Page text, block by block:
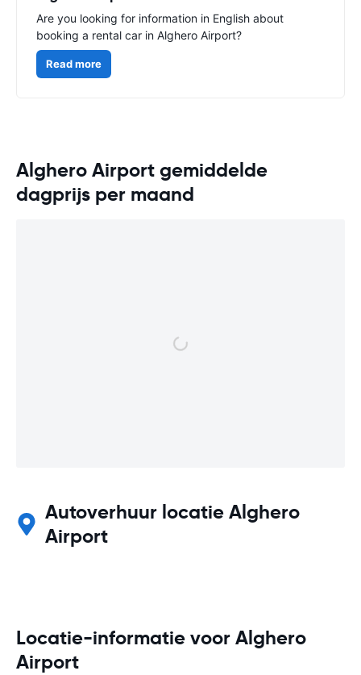
Are you looking for information in English about
booking a rental car in Alghero Airport?
Read more
Alghero Airport gemiddelde
dagprijs per maand
Autoverhuur locatie Alghero
Airport
Locatie-informatie voor Alghero
Airport